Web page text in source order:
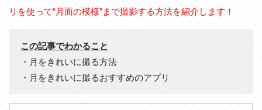
リを使って“月面の模様”まで撮影する方法を紹介します！
この記事でわかること
・月をきれいに撮る方法
・月をきれいに撮るおすすめのアプリ